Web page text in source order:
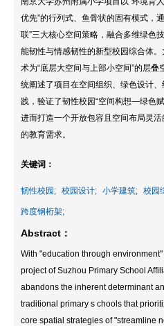
优先”的行列式、鱼骨状的固有模式，
联”三大核心空间策略，融合多维绿色
能韧性与情感韧性的新型校园综合体
术为“底层大空间与上部小空间”的层
统阐述了项目在空间组织、绿色设计
践，验证了韧性校园“空间构想—绿色
进而打造一个开放包容且空间布局灵
的教育需求。
关键词：
韧性校园; 校园设计; 小学建筑; 校园
跨度钢桁架;
Abstract：
With "education through
project of Suzhou Primary School
abandons the inherent determinant
traditional primary s chools that
core spatial strategies of "streamline